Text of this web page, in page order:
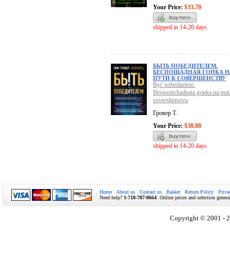
Your Price: $33.70
shipped in 14-20 days
БЫТЬ ПОБЕДИТЕЛЕМ.
БЕСПОЩАДНАЯ ГОНКА
ПУТИ К СОВЕРШЕНСТВУ
Byt' pobeditelem.
Besposhchadnaia gonka na
sovershenstvu
Гровер Т.
Your Price: $38.88
shipped in 14-20 days
Home About us Contact us Basket Return Policy
Need help? 1-718-787-0664 . Online prices and selection
Copyright © 2001 -